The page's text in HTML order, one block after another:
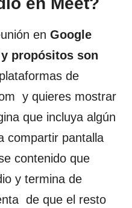
en Google
propósitos son
de
y quieres mostrar
que incluya algún
compartir pantalla
contenido que
y termina de
de que el resto